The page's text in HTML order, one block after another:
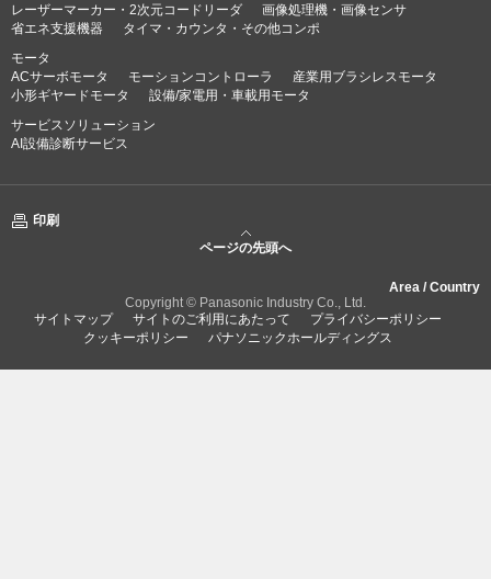
レーザーマーカー・2次元コードリーダ
画像処理機・画像センサ
省エネ支援機器
タイマ・カウンタ・その他コンポ
モータ
ACサーボモータ
モーションコントローラ
産業用ブラシレスモータ
小形ギヤードモータ
設備/家電用・車載用モータ
サービスソリューション
AI設備診断サービス
印刷
ページの先頭へ
Area / Country
Copyright © Panasonic Industry Co., Ltd.
サイトマップ
サイトのご利用にあたって
プライバシーポリシー
クッキーポリシー
パナソニックホールディングス